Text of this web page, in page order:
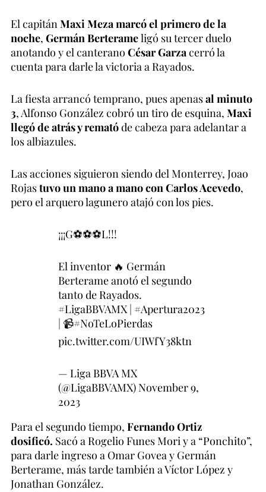
El capitánMaxi Meza marcó el primero de la
noche, Germán Berterameligó su tercer duelo
anotando y el canterano César Garzacerró la
cuenta para darle la victoria a Rayados.
La fiesta arrancó temprano, pues apenasal minuto
3, Alfonso González cobró un tiro de esquina, Maxi
llegó de atrás y rematóde cabeza para adelantar a
los albiazules.
Las acciones siguieron siendo del Monterrey, Joao
Rojastuvo un mano a mano con Carlos Acevedo,
pero el arquero lagunero atajó con los pies.
¡¡¡G⚽⚽⚽L!!!
El inventor 🔥 Germán
Berterame anotó el segundo
tanto de Rayados.
#LigaBBVAMX| #Apertura2023
| 📹#NoTeLoPierdas
pic.twitter.com/UIWfY38ktn
— Liga BBVA MX
(@LigaBBVAMX) November 9,
2023
Para el segundo tiempo, Fernando Ortiz
dosificó. Sacó a Rogelio Funes Mori y a “Ponchito”,
para darle ingreso a Omar Govea y Germán
Berterame, más tarde también a Víctor López y
Jonathan González.